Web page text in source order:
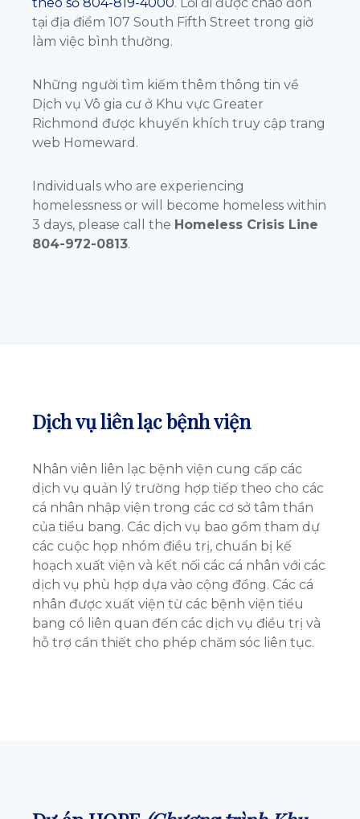
tại địa điểm 107 South Fifth Street trong giờ
làm việc bình thường.
Những người tìm kiếm thêm thông tin về
Dịch vụ Vô gia cư ở Khu vực Greater
Richmond được khuyến khích truy cập trang
web Homeward.
Individuals who are experiencing
homelessness or will become homeless within
3 days, please call the Homeless Crisis Line
804-972-0813.
Dịch vụ liên lạc bệnh viện
Nhân viên liên lạc bệnh viện cung cấp các
dịch vụ quản lý trường hợp tiếp theo cho các
cá nhân nhập viện trong các cơ sở tâm thần
của tiểu bang. Các dịch vụ bao gồm tham dự
các cuộc họp nhóm điều trị, chuẩn bị kế
hoạch xuất viện và kết nối các cá nhân với các
dịch vụ phù hợp dựa vào cộng đồng. Các cá
nhân được xuất viện từ các bệnh viện tiểu
bang có liên quan đến các dịch vụ điều trị và
hỗ trợ cần thiết cho phép chăm sóc liên tục.